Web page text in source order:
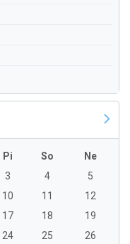
Pi So
Ne
3 4
5
10 11
12
17 18
19
24 25
26